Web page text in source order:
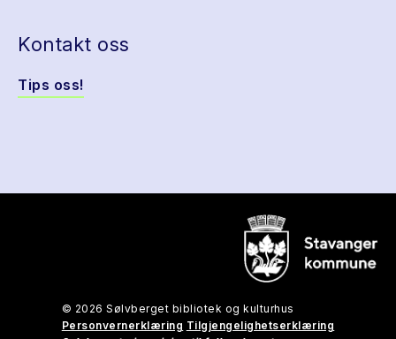
Kontakt oss
Tips oss!
© 2026 Sølvberget bibliotek og kulturhus
Personvernerklæring Tilgjengelighetserklæring